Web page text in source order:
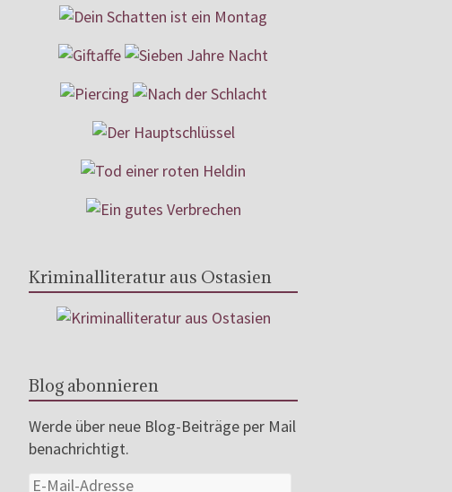
Kriminalliteratur aus Ostasien
Blog abonnieren
Werde über neue Blog-Beiträge per Mail
benachrichtigt.